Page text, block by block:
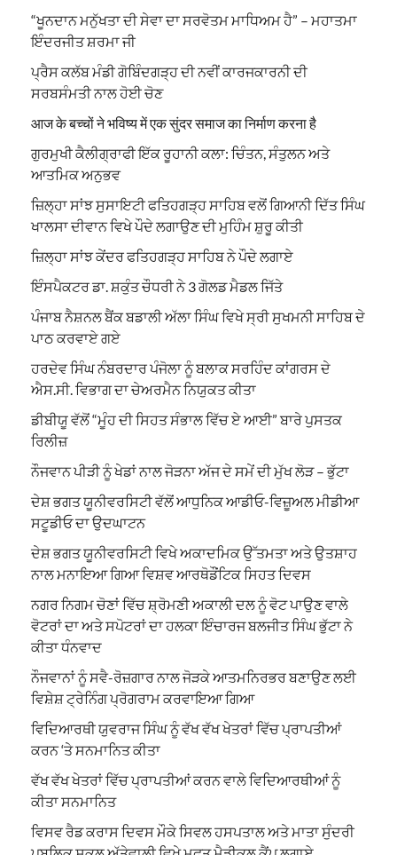
“ਖੂਨਦਾਨ ਮਨੁੱਖਤਾ ਦੀ ਸੇਵਾ ਦਾ ਸਰਵੋਤਮ ਮਾਧਿਅਮ ਹੈ” – ਮਹਾਤਮਾ
ਇੰਦਰਜੀਤ ਸ਼ਰਮਾ ਜੀ
ਪ੍ਰੈਸ ਕਲੱਬ ਮੰਡੀ ਗੋਬਿੰਦਗੜ੍ਹ ਦੀ ਨਵੀਂ ਕਾਰਜਕਾਰਨੀ ਦੀ
ਸਰਬਸੰਮਤੀ ਨਾਲ ਹੋਈ ਚੋਣ
आज के बच्चों ने भविष्य में एक सुंदर समाज का निर्माण करना है
ਗੁਰਮੁਖੀ ਕੈਲੀਗ੍ਰਾਫੀ ਇੱਕ ਰੂਹਾਨੀ ਕਲਾ: ਚਿੰਤਨ, ਸੰਤੁਲਨ ਅਤੇ
ਆਤਮਿਕ ਅਨੁਭਵ
ਜ਼ਿਲ੍ਹਾ ਸਾਂਝ ਸੁਸਾਇਟੀ ਫਤਿਹਗੜ੍ਹ ਸਾਹਿਬ ਵਲੋਂ ਗਿਆਨੀ ਦਿੱਤ ਸਿੰਘ
ਖਾਲਸਾ ਦੀਵਾਨ ਵਿਖੇ ਪੌਦੇ ਲਗਾਉਣ ਦੀ ਮੁਹਿੰਮ ਸ਼ੁਰੂ ਕੀਤੀ
ਜ਼ਿਲ੍ਹਾ ਸਾਂਝ ਕੇਂਦਰ ਫਤਿਹਗੜ੍ਹ ਸਾਹਿਬ ਨੇ ਪੌਦੇ ਲਗਾਏ
ਇੰਸਪੈਕਟਰ ਡਾ. ਸ਼ਕੁੰਤ ਚੌਧਰੀ ਨੇ 3 ਗੋਲਡ ਮੈਡਲ ਜਿੱਤੇ
ਪੰਜਾਬ ਨੈਸ਼ਨਲ ਬੈਂਕ ਬਡਾਲੀ ਅੱਲਾ ਸਿੰਘ ਵਿਖੇ ਸ੍ਰੀ ਸੁਖਮਨੀ ਸਾਹਿਬ ਦੇ
ਪਾਠ ਕਰਵਾਏ ਗਏ
ਹਰਦੇਵ ਸਿੰਘ ਨੰਬਰਦਾਰ ਪੰਜੋਲਾ ਨੂੰ ਬਲਾਕ ਸਰਹਿੰਦ ਕਾਂਗਰਸ ਦੇ
ਐਸ.ਸੀ. ਵਿਭਾਗ ਦਾ ਚੇਅਰਮੈਨ ਨਿਯੁਕਤ ਕੀਤਾ
ਡੀਬੀਯੂ ਵੱਲੋਂ “ਮੂੰਹ ਦੀ ਸਿਹਤ ਸੰਭਾਲ ਵਿੱਚ ਏ ਆਈ” ਬਾਰੇ ਪੁਸਤਕ
ਰਿਲੀਜ਼
ਨੌਜਵਾਨ ਪੀੜੀ ਨੂੰ ਖੇਡਾਂ ਨਾਲ ਜੋੜਨਾ ਅੱਜ ਦੇ ਸਮੇਂ ਦੀ ਮੁੱਖ ਲੋੜ – ਭੁੱਟਾ
ਦੇਸ਼ ਭਗਤ ਯੂਨੀਵਰਸਿਟੀ ਵੱਲੋਂ ਆਧੁਨਿਕ ਆਡੀਓ-ਵਿਜ਼ੂਅਲ ਮੀਡੀਆ
ਸਟੂਡੀਓ ਦਾ ਉਦਘਾਟਨ
ਦੇਸ਼ ਭਗਤ ਯੂਨੀਵਰਸਿਟੀ ਵਿਖੇ ਅਕਾਦਮਿਕ ਉੱਤਮਤਾ ਅਤੇ ਉਤਸ਼ਾਹ
ਨਾਲ ਮਨਾਇਆ ਗਿਆ ਵਿਸ਼ਵ ਆਰਥੋਡੌਂਟਿਕ ਸਿਹਤ ਦਿਵਸ
ਨਗਰ ਨਿਗਮ ਚੋਣਾਂ ਵਿੱਚ ਸ਼੍ਰੋਮਣੀ ਅਕਾਲੀ ਦਲ ਨੂੰ ਵੋਟ ਪਾਉਣ ਵਾਲੇ
ਵੋਟਰਾਂ ਦਾ ਅਤੇ ਸਪੋਟਰਾਂ ਦਾ ਹਲਕਾ ਇੰਚਾਰਜ ਬਲਜੀਤ ਸਿੰਘ ਭੁੱਟਾ ਨੇ
ਕੀਤਾ ਧੰਨਵਾਦ
ਨੌਜਵਾਨਾਂ ਨੂੰ ਸਵੈ-ਰੋਜ਼ਗਾਰ ਨਾਲ ਜੋੜਕੇ ਆਤਮਨਿਰਭਰ ਬਣਾਉਣ ਲਈ
ਵਿਸ਼ੇਸ਼ ਟ੍ਰੇਨਿੰਗ ਪ੍ਰੋਗਰਾਮ ਕਰਵਾਇਆ ਗਿਆ
ਵਿਦਿਆਰਥੀ ਯੁਵਰਾਜ ਸਿੰਘ ਨੂੰ ਵੱਖ ਵੱਖ ਖੇਤਰਾਂ ਵਿੱਚ ਪ੍ਰਾਪਤੀਆਂ
ਕਰਨ ‘ਤੇ ਸਨਮਾਨਿਤ ਕੀਤਾ
ਵੱਖ ਵੱਖ ਖੇਤਰਾਂ ਵਿੱਚ ਪ੍ਰਾਪਤੀਆਂ ਕਰਨ ਵਾਲੇ ਵਿਦਿਆਰਥੀਆਂ ਨੂੰ
ਕੀਤਾ ਸਨਮਾਨਿਤ
ਵਿਸਵ ਰੈਡ ਕਰਾਸ ਦਿਵਸ ਮੌਕੇ ਸਿਵਲ ਹਸਪਤਾਲ ਅਤੇ ਮਾਤਾ ਸੁੰਦਰੀ